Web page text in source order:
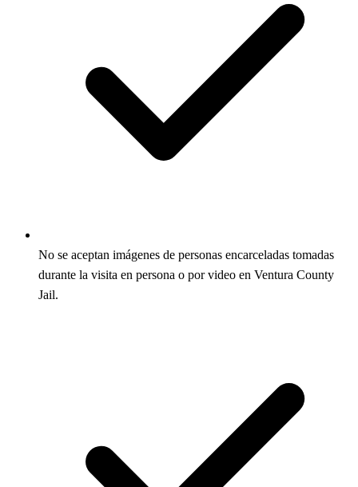
No se aceptan imágenes de personas encarceladas tomadas
durante la visita en persona o por video en Ventura County
Jail.